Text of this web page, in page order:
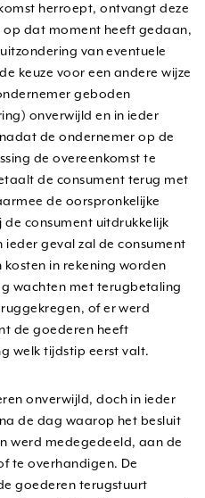
herroept, ontvangt deze
dat moment heeft gedaan,
van eventuele
keuze voor een andere wijze
geboden
onverwijld en in ieder
de ondernemer op de
de overeenkomst te
de consument terug met
de oorspronkelijke
consument uitdrukkelijk
ieder geval zal de consument
in rekening worden
wachten met terugbetaling
of er werd
de goederen heeft
welk tijdstip eerst valt.
onverwijld, doch in ieder
de dag waarop het besluit
werd medegedeeld, aan de
te overhandigen. De
goederen terugstuurt